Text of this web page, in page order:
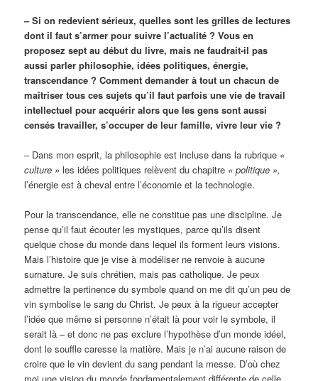
– Si on redevient sérieux, quelles sont les grilles de lectures
dont il faut s’armer pour suivre l’actualité ? Vous en
proposez sept au début du livre, mais ne faudrait-il pas
aussi parler philosophie, idées politiques, énergie,
transcendance ? Comment demander à tout un chacun de
maîtriser tous ces sujets qu’il faut parfois une vie de travail
intellectuel pour acquérir alors que les gens sont aussi
censés travailler, s’occuper de leur famille, vivre leur vie ?
– Dans mon esprit, la philosophie est incluse dans la rubrique «
culture » les idées politiques relèvent du chapitre « politique »,
l’énergie est à cheval entre l’économie et la technologie.
Pour la transcendance, elle ne constitue pas une discipline. Je
pense qu’il faut écouter les mystiques, parce qu’ils disent
quelque chose du monde dans lequel ils forment leurs visions.
Mais l’histoire que je vise à modéliser ne renvoie à aucune
surnature. Je suis chrétien, mais pas catholique. Je peux
admettre la pertinence du symbole quand on me dit qu’un peu de
vin symbolise le sang du Christ. Je peux à la rigueur accepter
l’idée que même si personne n’était là pour voir le symbole, il
serait là – et donc ne pas exclure l’hypothèse d’un monde idéel,
dont le souffle caresse la matière. Mais je n’ai aucune raison de
croire que le vin devient du sang pendant la messe. D’où chez